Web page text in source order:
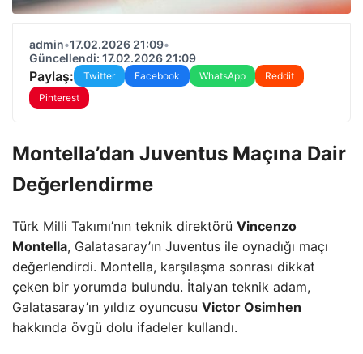
admin•17.02.2026 21:09•
Güncellendi: 17.02.2026 21:09
Paylaş: Twitter Facebook WhatsApp
Reddit
Pinterest
Montella’dan Juventus Maçına Dair
Değerlendirme
Türk Milli Takımı’nın teknik direktörü Vincenzo
Montella, Galatasaray’ın Juventus ile oynadığı maçı
değerlendirdi. Montella, karşılaşma sonrası dikkat
çeken bir yorumda bulundu. İtalyan teknik adam,
Galatasaray’ın yıldız oyuncusu Victor Osimhen
hakkında övgü dolu ifadeler kullandı.